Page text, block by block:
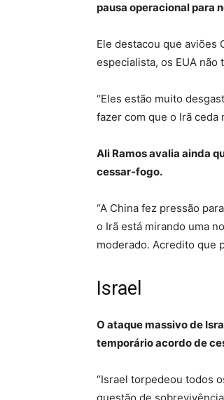
pausa operacional para
Ele destacou que aviões
especialista, os EUA
“Eles estão muito
fazer com que o Irã ceda
Ali Ramos avalia ainda
cessar-fogo.
“A China fez pressão
o Irã está mirando uma
moderado. Acredito que
Israel
O ataque massivo de
temporário acordo de
“Israel torpedeou todos